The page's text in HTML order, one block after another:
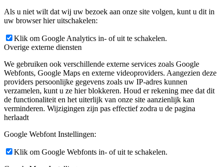
Als u niet wilt dat wij uw bezoek aan onze site volgen, kunt u dit in
uw browser hier uitschakelen:
Klik om Google Analytics in- of uit te schakelen.
Overige externe diensten
We gebruiken ook verschillende externe services zoals Google
Webfonts, Google Maps en externe videoproviders. Aangezien deze
providers persoonlijke gegevens zoals uw IP-adres kunnen
verzamelen, kunt u ze hier blokkeren. Houd er rekening mee dat dit
de functionaliteit en het uiterlijk van onze site aanzienlijk kan
verminderen. Wijzigingen zijn pas effectief zodra u de pagina
herlaadt
Google Webfont Instellingen:
Klik om Google Webfonts in- of uit te schakelen.